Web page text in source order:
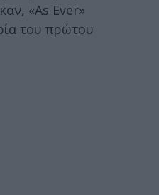
«As Ever»
του πρώτου